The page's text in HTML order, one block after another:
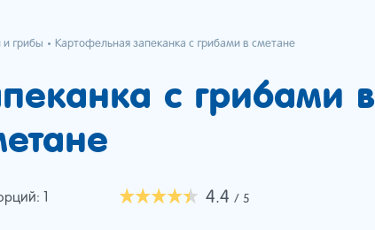
грибы Картофельная запеканка с грибами в сметане
с грибами в
1 4.4 / 5